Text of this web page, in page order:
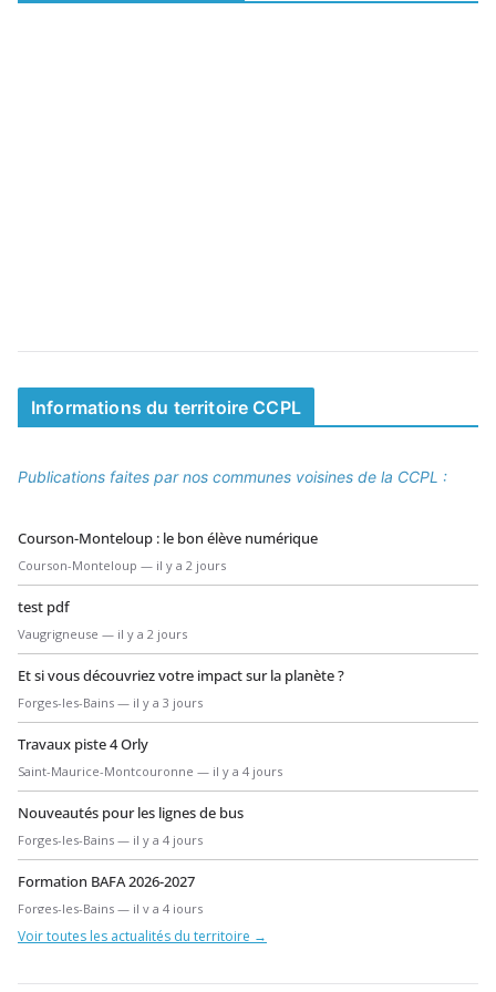
Informations du territoire CCPL
Publications faites par nos communes voisines de la CCPL :
Courson-Monteloup : le bon élève numérique
Courson-Monteloup — il y a 2 jours
test pdf
Vaugrigneuse — il y a 2 jours
Et si vous découvriez votre impact sur la planète ?
Forges-les-Bains — il y a 3 jours
Travaux piste 4 Orly
Saint-Maurice-Montcouronne — il y a 4 jours
Nouveautés pour les lignes de bus
Forges-les-Bains — il y a 4 jours
Formation BAFA 2026-2027
Forges-les-Bains — il y a 4 jours
Travaux ENEDIS – Rue Saint-Jean
Voir toutes les actualités du territoire →